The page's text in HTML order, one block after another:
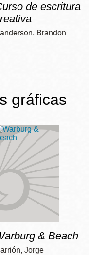
de escritura
Brandon
gráficas
& Beach
Jorge